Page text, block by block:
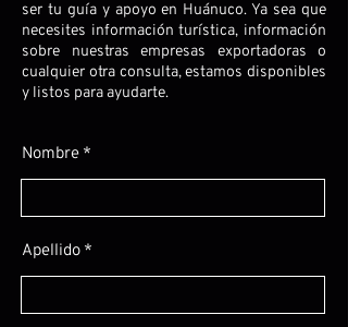
ser tu guía y apoyo en Huánuco. Ya sea que
necesites información turística, información
sobre nuestras empresas exportadoras o
cualquier otra consulta, estamos disponibles
y listos para ayudarte.
Nombre
Apellido